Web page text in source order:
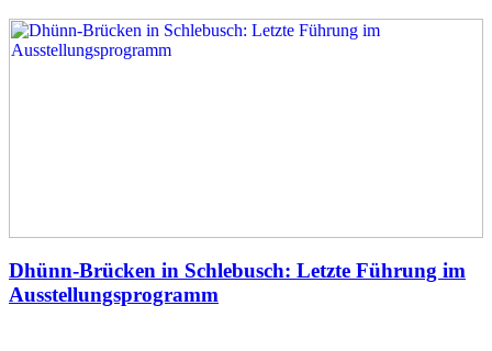
Dhünn-Brücken in Schlebusch: Letzte Führung im
Ausstellungsprogramm